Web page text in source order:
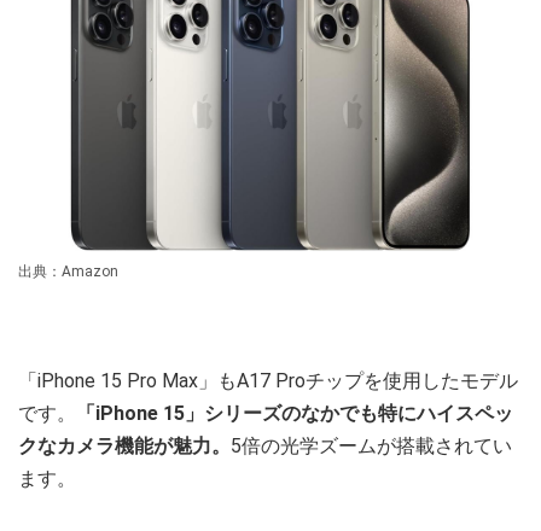
出典：Amazon
「iPhone 15 Pro Max」もA17 Proチップを使用したモデル
です。
「iPhone 15」シリーズのなかでも特にハイスペッ
クなカメラ機能が魅力。 5倍の光学ズームが搭載されてい
ます。